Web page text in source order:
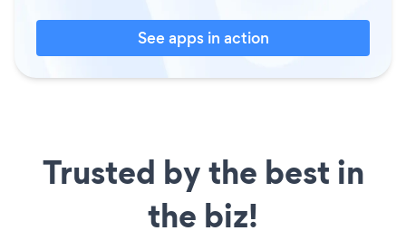
See apps in action
Trusted by the best in
the biz!